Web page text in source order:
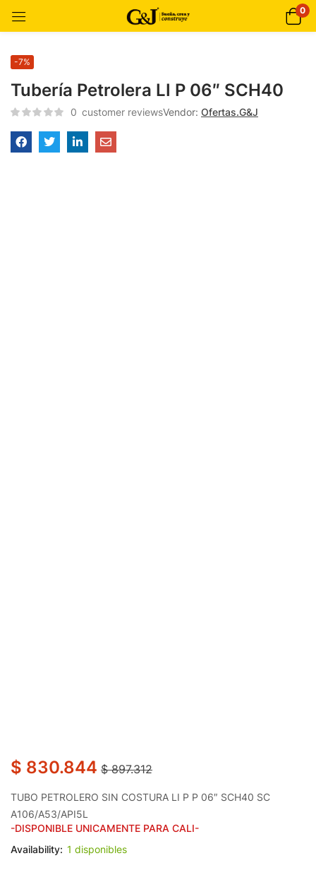
0
Tubería Petrolera LI P 06″ SCH40
-7%
0 customer reviewsVendor: Ofertas.G&J
$ 830.844 $897.312
TUBO PETROLERO SIN COSTURA LI P P 06″ SCH40 SC
A106/A53/API5L
-DISPONIBLE UNICAMENTE PARA CALI-
Availability: 1 disponibles